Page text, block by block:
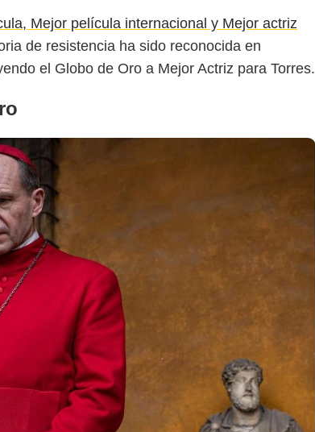
Mejor película internacional y Mejor actriz
de resistencia ha sido reconocida en
el Globo de Oro a Mejor Actriz para Torres.
Los Angeles Times